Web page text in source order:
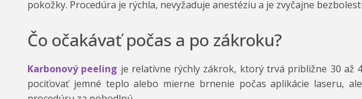
pokožky. Procedúra je rýchla, nevyžaduje anestéziu a je zvyčajne
Čo očakávať počas a po zákroku?
Karbonový peeling je relatívne rýchly zákrok, ktorý trvá približne 30 až
pociťovať jemné teplo alebo mierne brnenie počas aplikácie laseru,